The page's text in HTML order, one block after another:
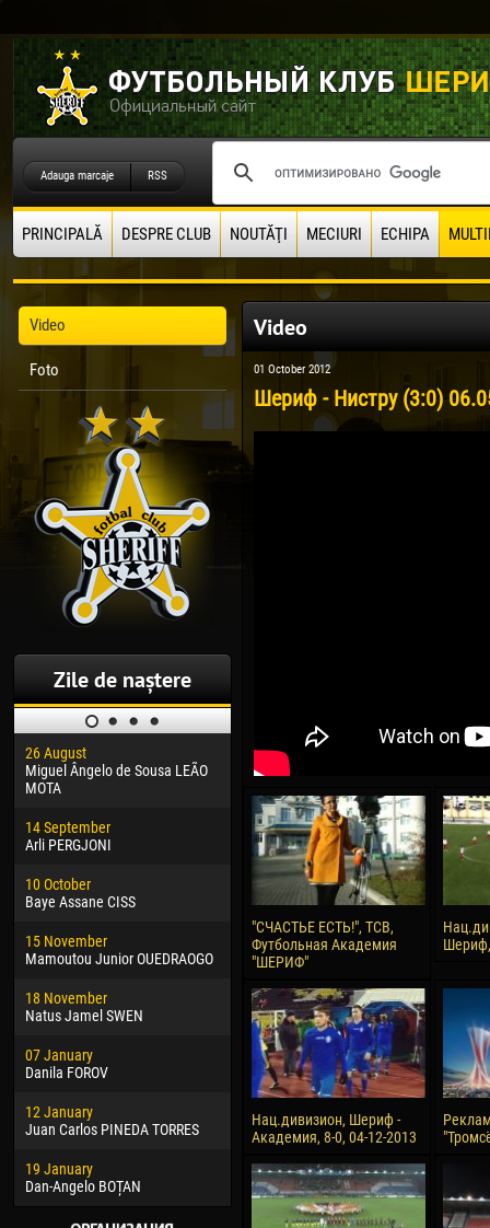
Adauga marcaje RSS
PRINCIPALĂ DESPRE CLUB NOUTĂŢI MECIURI ECHIPA
Video
Foto
Zile de naștere
26 August
Miguel Ângelo de Sousa LEÃO
MOTA
14 September
Arli PERGJONI
10 October
Baye Assane CISS
15 November
Mamoutou Junior OUEDRAOGO
18 November
Natus Jamel SWEN
07 January
Danila FOROV
12 January
Juan Carlos PINEDA TORRES
19 January
Dan-Angelo BOȚAN
30 January
Dhoraso Moreo KLAS
24 February
Vladislav COSTIN
02 March
Veaceslav COZMA
09 March
Emmanuel AFETSE
Jayder Moreno ASPRILLA
22 March
Samba KONÉ
26 March
Vitor Hugo Morais de OLIVEIRA
Raí LOPES DE OLIVEIRA
04
13
24
15
28
10
Video
01 October 2012
Шериф - Нистру (3:0)
"СЧАСТЬЕ ЕСТЬ!", ТСВ,
Футбольная Академия
"ШЕРИФ"
Шериф,
Нац.дивизион, Шериф -
Академия, 8-0, 04-12-2013